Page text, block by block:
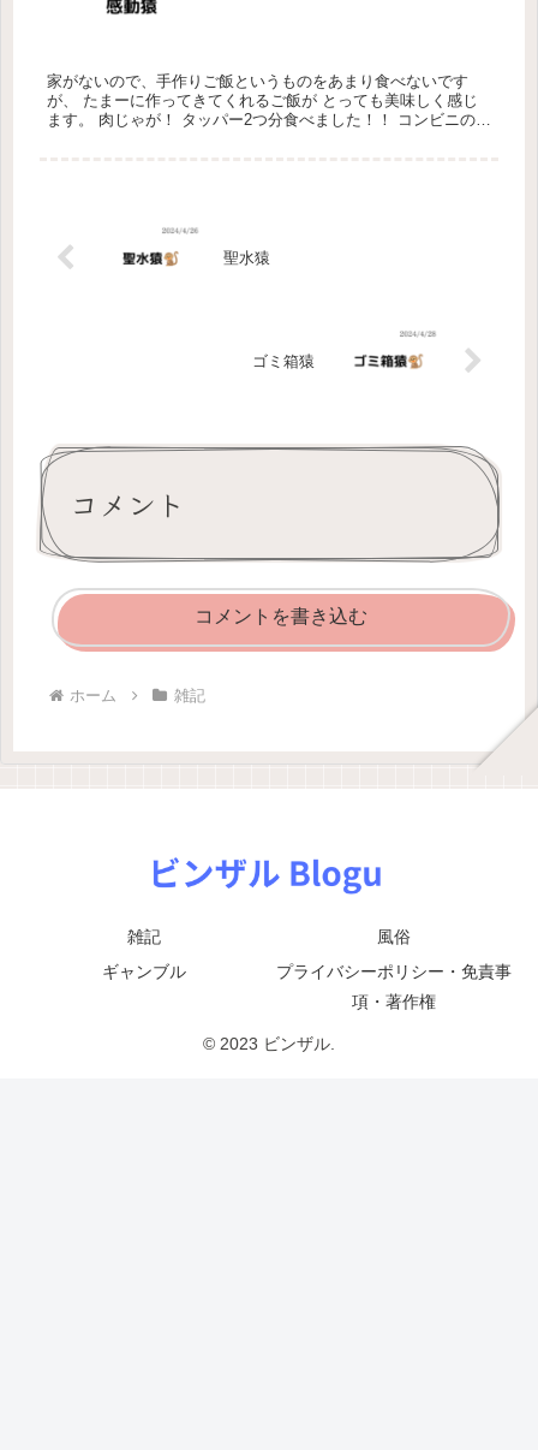
家がないので、手作りご飯というものをあまり食べないです
が、 たまーに作ってきてくれるご飯が とっても美味しく感じ
ます。 肉じゃが！ タッパー2つ分食べました！！ コンビニのご
聖水猿
ゴミ箱猿
コメント
コメントを書き込む
ホーム 雑記
雑記
風俗
ギャンブル
プライバシーポリシー・免責事
項・著作権
© 2023 ビンザル.